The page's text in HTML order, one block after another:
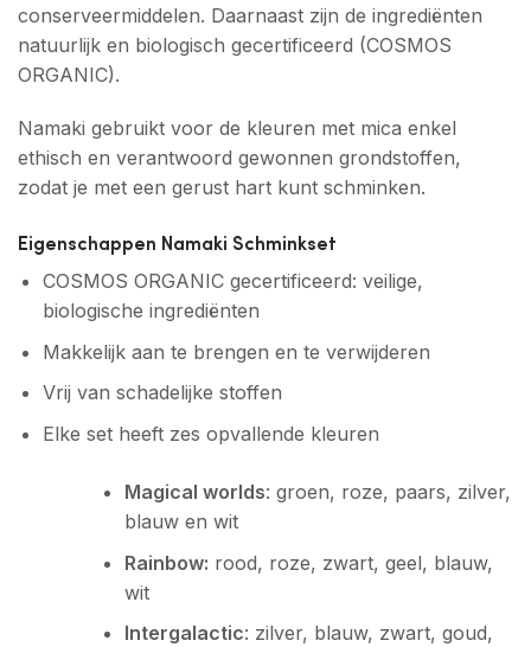
conserveermiddelen. Daarnaast zijn de ingrediënten
natuurlijk en biologisch gecertificeerd (COSMOS
ORGANIC).
Namaki gebruikt voor de kleuren met mica enkel
ethisch en verantwoord gewonnen grondstoffen,
zodat je met een gerust hart kunt schminken.
Eigenschappen Namaki Schminkset
COSMOS ORGANIC gecertificeerd: veilige,
biologische ingrediënten
Makkelijk aan te brengen en te verwijderen
Vrij van schadelijke stoffen
Elke set heeft zes opvallende kleuren
Magical worlds: groen, roze, paars, zilver,
blauw en wit
Rainbow: rood, roze, zwart, geel, blauw,
wit
Intergalactic: zilver, blauw, zwart, goud,